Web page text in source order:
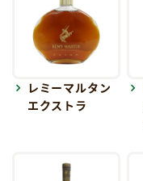
レミーマルタン
エクストラ